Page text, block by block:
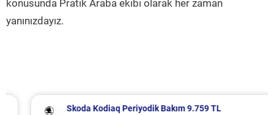
konusunda Pratik Araba ekibi olarak her zaman
yanınızdayız.
Skoda Kodiaq Periyodik Bakım 9.759 TL